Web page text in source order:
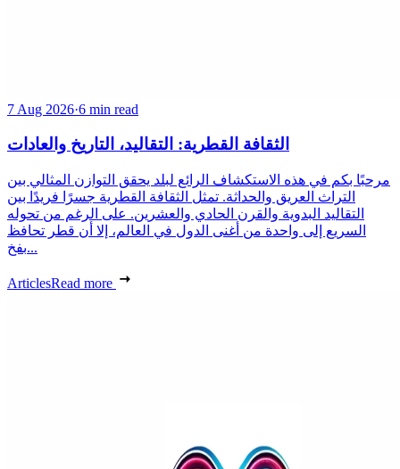
7 Aug 2026·6 min read
الثقافة القطرية: التقاليد، التاريخ والعادات
مرحبًا بكم في هذه الاستكشاف الرائع لبلد يحقق التوازن المثالي بين
التراث العريق والحداثة. تمثل الثقافة القطرية جسرًا فريدًا بين
التقاليد البدوية والقرن الحادي والعشرين. على الرغم من تحوله
السريع إلى واحدة من أغنى الدول في العالم، إلا أن قطر تحافظ
بفخ...
ArticlesRead more